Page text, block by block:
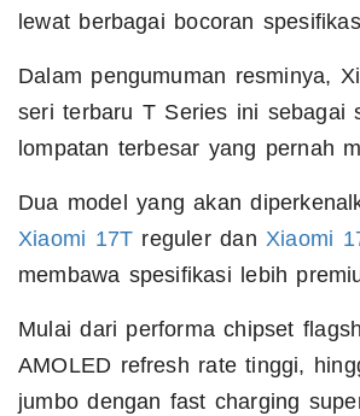
lewat berbagai bocoran
Dalam pengumuman resminya,
seri terbaru T Series ini sebagai
lompatan terbesar yang pernah
Dua model yang akan
Xiaomi 17T reguler danXiaomi
membawa spesifikasi lebih
Mulai dari performa chipset
AMOLED refresh rate tinggi,
jumbo dengan fast charging